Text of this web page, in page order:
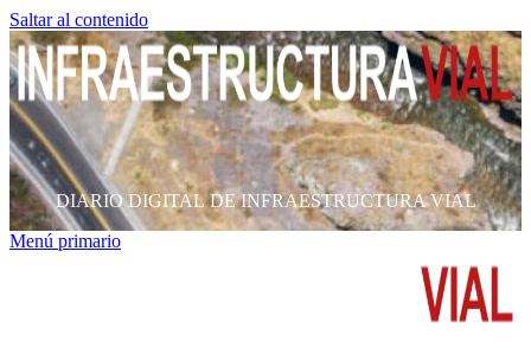
Saltar al contenido
DIARIO DIGITAL DE INFRAESTRUCTURA VIAL
Menú primario